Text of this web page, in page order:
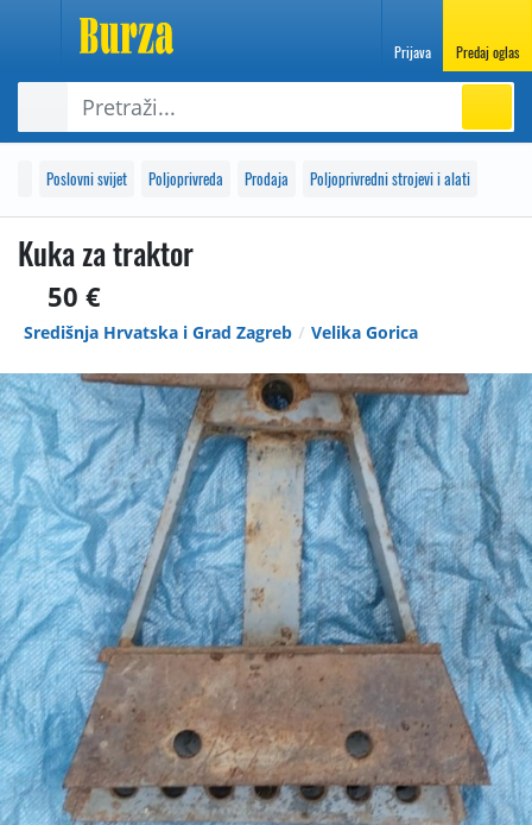
Prijava Predaj oglas
Poslovni svijet Poljoprivreda Prodaja Poljoprivredni strojevi i alati
Kuka za traktor
50 €
Središnja Hrvatska i Grad Zagreb Velika Gorica